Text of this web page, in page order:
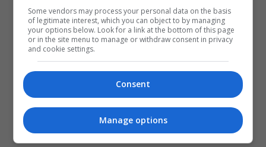
Some vendors may process your personal data on the basis
of legitimate interest, which you can object to by managing
your options below. Look for a link at the bottom of this page
or in the site menu to manage or withdraw consent in privacy
and cookie settings.
Consent
Manage options